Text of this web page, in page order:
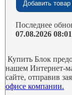
Последнее
07.08.2026
Купить Блок
нашем Интернет-
сайте, отправив
офисе компании.